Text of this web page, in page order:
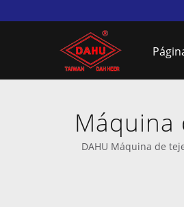
DAHU Máquina de